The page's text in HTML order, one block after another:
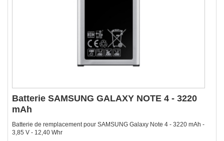
Batterie SAMSUNG GALAXY NOTE 4 - 3220
mAh
Batterie de remplacement pour SAMSUNG Galaxy Note 4 - 3220 mAh -
3,85 V - 12,40 Whr